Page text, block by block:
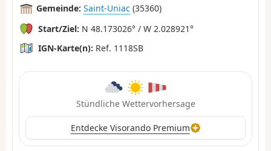
Gemeinde: Saint-Uniac (35360)
Start/Ziel: N 48.173026° / W 2.028921°
IGN-Karte(n): Ref. 1118SB
Stündliche Wettervorhersage
Entdecke Visorando Premium